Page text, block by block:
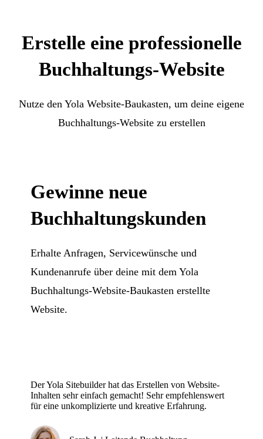
Erstelle eine professionelle
Buchhaltungs-Website
Nutze den Yola Website-Baukasten, um deine eigene
Buchhaltungs-Website zu erstellen
Gewinne neue
Buchhaltungskunden
Erhalte Anfragen, Servicewünsche und
Kundenanrufe über deine mit dem Yola
Buchhaltungs-Website-Baukasten erstellte
Website.
Der Yola Sitebuilder hat das Erstellen von Website-
Inhalten sehr einfach gemacht! Sehr empfehlenswert
für eine unkomplizierte und kreative Erfahrung.